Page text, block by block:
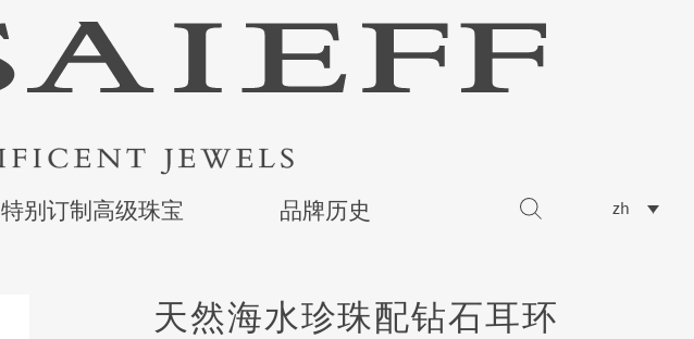
特别订制高级珠宝 品牌历史 zh
天然海水珍珠配钻石耳环